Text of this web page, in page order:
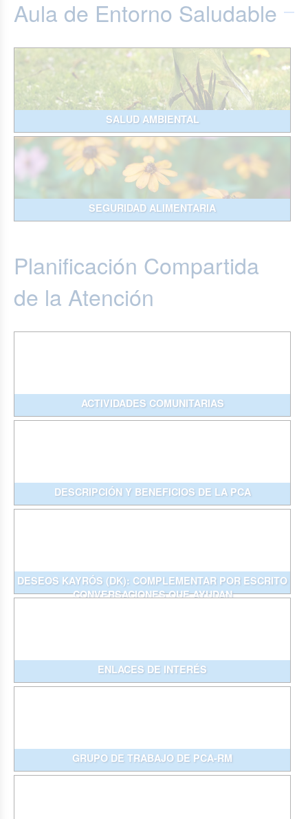
Aula de Entorno Saludable
SALUD AMBIENTAL
SEGURIDAD ALIMENTARIA
Planificación Compartida
de la Atención
ACTIVIDADES COMUNITARIAS
DESCRIPCIÓN Y BENEFICIOS DE LA PCA
DESEOS KAYRÓS (DK): COMPLEMENTAR POR ESCRITO
CONVERSACIONES QUE AYUDAN
ENLACES DE INTERÉS
GRUPO DE TRABAJO DE PCA-RM